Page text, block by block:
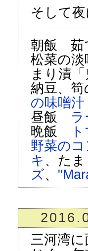
そして
朝飯 茹
松菜の
まり漬
納豆、
の味噌汁
昼飯
晩飯
野菜の
キ 、た
ズ、
三河湾